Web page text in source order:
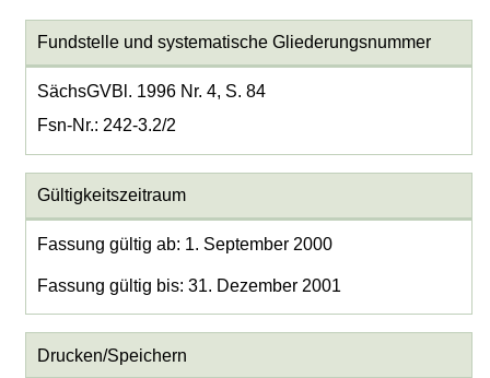
Fundstelle und systematische Gliederungsnummer
SächsGVBl. 1996 Nr. 4, S. 84
Fsn-Nr.: 242-3.2/2
Gültigkeitszeitraum
Fassung gültig ab: 1. September 2000
Fassung gültig bis: 31. Dezember 2001
Drucken/Speichern